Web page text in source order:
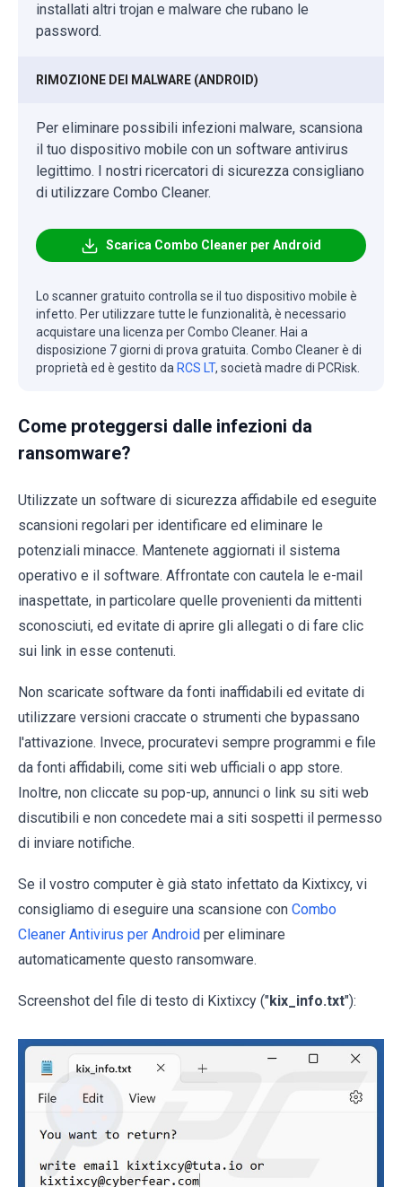
installati altri trojan e malware che rubano le
password.
RIMOZIONE DEI MALWARE (ANDROID)
Per eliminare possibili infezioni malware, scansiona
il tuo dispositivo mobile con un software antivirus
legittimo. I nostri ricercatori di sicurezza consigliano
di utilizzare Combo Cleaner.
Scarica Combo Cleaner per Android
Lo scanner gratuito controlla se il tuo dispositivo mobile è
infetto. Per utilizzare tutte le funzionalità, è necessario
acquistare una licenza per Combo Cleaner. Hai a
disposizione 7 giorni di prova gratuita. Combo Cleaner è di
proprietà ed è gestito da RCS LT, società madre di PCRisk.
Come proteggersi dalle infezioni da
ransomware?
Utilizzate un software di sicurezza affidabile ed eseguite
scansioni regolari per identificare ed eliminare le
potenziali minacce. Mantenete aggiornati il sistema
operativo e il software. Affrontate con cautela le e-mail
inaspettate, in particolare quelle provenienti da mittenti
sconosciuti, ed evitate di aprire gli allegati o di fare clic
sui link in esse contenuti.
Non scaricate software da fonti inaffidabili ed evitate di
utilizzare versioni craccate o strumenti che bypassano
l'attivazione. Invece, procuratevi sempre programmi e file
da fonti affidabili, come siti web ufficiali o app store.
Inoltre, non cliccate su pop-up, annunci o link su siti web
discutibili e non concedete mai a siti sospetti il permesso
di inviare notifiche.
Se il vostro computer è già stato infettato da Kixtixcy, vi
consigliamo di eseguire una scansione con Combo
Cleaner Antivirus per Android per eliminare
automaticamente questo ransomware.
Screenshot del file di testo di Kixtixcy ("kix_info.txt"):